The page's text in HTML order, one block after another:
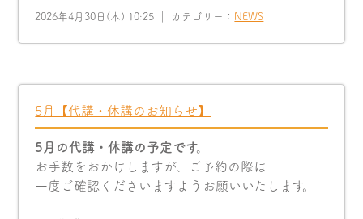
2026年4月30日(木) 10:25 ｜ カテゴリー： NEWS
5月【代講・休講のお知らせ】
5月の代講・休講の予定です。
お手数をおかけしますが、ご予約の際は
一度ご確認くださいますようお願いいたします。